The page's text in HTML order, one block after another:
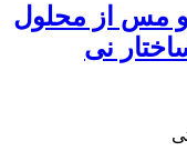
مس از محلول
نی